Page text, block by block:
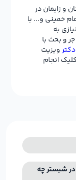
و زایمان در
خمینی و... با
به
و بحث با
ویزیت
انجام
شبستر چه